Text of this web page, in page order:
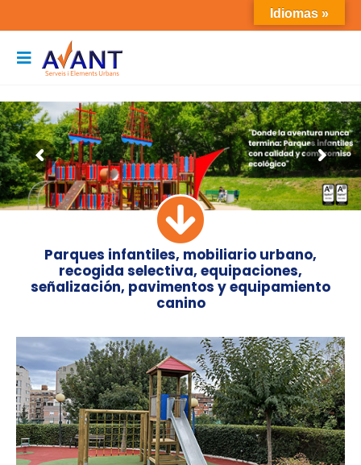
Parques infantiles, mobiliario urbano,
recogida selectiva, equipaciones,
señalización, pavimentos y equipamiento
canino
Idiomas »